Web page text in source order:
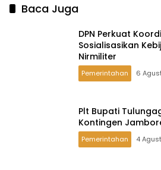
Baca Juga
DPN Perkuat
Sosialisasikan
Nirmiliter
Pemerintahan 6
Plt Bupati
Kontingen
Pemerintahan 4